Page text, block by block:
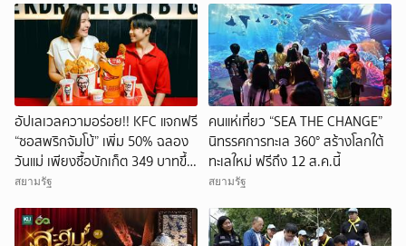
อัปเลเวลความอร่อย!! KFC แจกฟรี
“ซอสพริกจัมโบ้” เพิ่ม 50% ฉลอง
วันแม่ เพียงซื้อบักเก็ต 349 บาทขึ้น
ไป
สยามรัฐ
คนแห่เที่ยว “SEA THE CHANGE”
นิทรรศการทะเล 360° สร้างโลกใต้
ทะเลใหม่ ฟรีถึง 12 ส.ค.นี้
สยามรัฐ